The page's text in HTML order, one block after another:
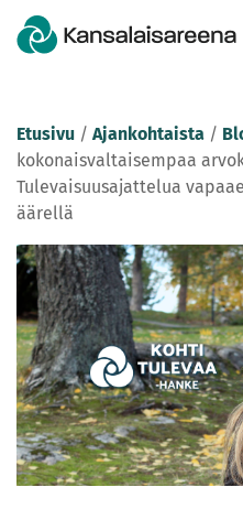
Etusivu / Ajankohtaista /
kokonaisvaltaisempaa
Tulevaisuusajattelua
äärellä